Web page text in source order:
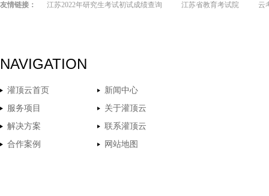
友情链接： 江苏2022年研究生考试初试成绩查询 江苏省教育考试院 云
NAVIGATION
灌顶云首页
新闻中心
服务项目
关于灌顶云
解决方案
联系灌顶云
合作案例
网站地图